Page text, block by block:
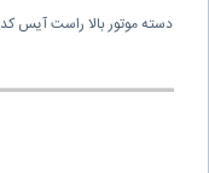
دسته موتور بالا راست آیس کد 21